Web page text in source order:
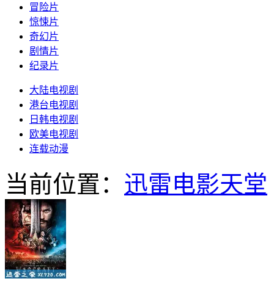
冒险片
惊悚片
奇幻片
剧情片
纪录片
大陆电视剧
港台电视剧
日韩电视剧
欧美电视剧
连载动漫
当前位置： 迅雷电影天堂